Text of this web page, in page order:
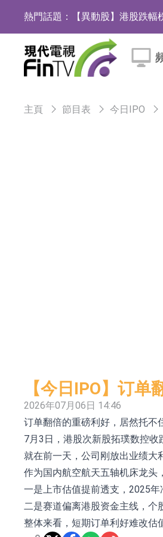
熱門話題： 【異動股】港股跌
【異動股】港股漲
斯迪克：公司為國內
聚辰股份：公司VPD
上期所：7月份對11
特發服務：成功中
亞太股份：公司是
理工雷科面向邊緣
【異動股】醫療研
依米康：海外交付
上交所：財通多策
上交所：景順長城
【異動股】港股跌幅
【異動股】港股漲
神火股份：新疆神火
【異動股】焦炭Ⅲ板
浙江證監局對財通證
山金國際：港股上市
主頁 節目表 今日IPO
【今日IPO】订
2026年07月06日 14:46
订单翻倍的重磅利好，居然托不
7月3日，港股次新股拓璞数控
就在前一天，公司刚放出业绩大
作为国内航空航天五轴机床龙头
一是上市估值提前透支，2025
二是赛道偏离港股资金主线，个
整体来看，短期订单利好难改估